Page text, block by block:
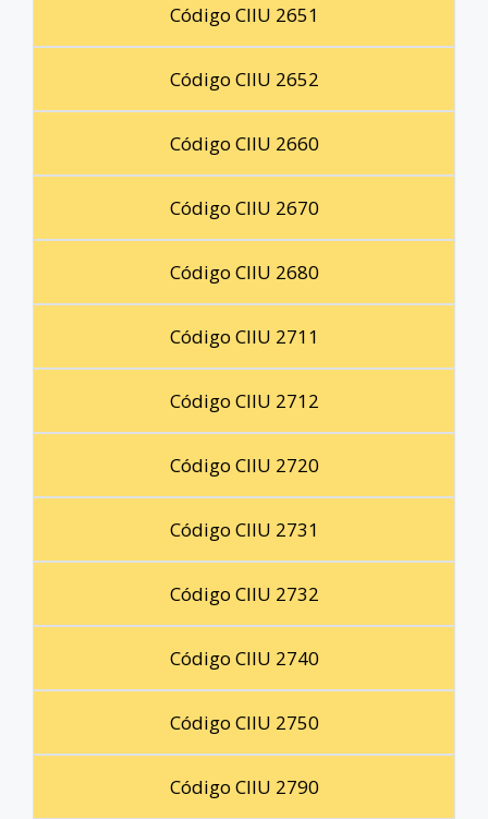
Código CIIU 2651
Código CIIU 2652
Código CIIU 2660
Código CIIU 2670
Código CIIU 2680
Código CIIU 2711
Código CIIU 2712
Código CIIU 2720
Código CIIU 2731
Código CIIU 2732
Código CIIU 2740
Código CIIU 2750
Código CIIU 2790